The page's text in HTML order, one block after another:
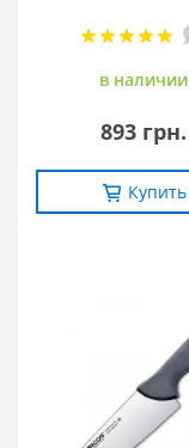
в наличии
893 грн.
Купить